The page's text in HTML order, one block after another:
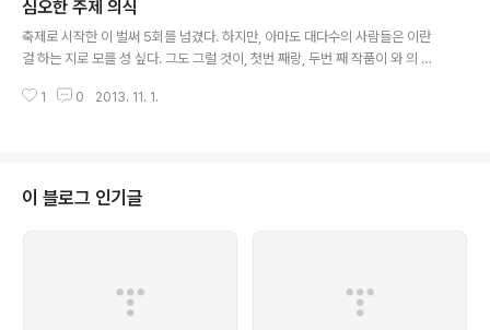
지에 살았으면, 겨울이면 한데서 시달리는 사람들은 그저 따신데 살았으면.......
그런 평범한 사람들의 진솔한 속내가 김광규의 에피소드에서 고스란히 전달된
다. 거기에 더 마음을 짠..
심오한 주제 의식
축제로 시작한 이 벌써 5회를 넘겼다. 하지만, 아마도 대다수의 사람들은 이란
걸 하는 지로 모를 성 싶다. 그도 그럴 것이, 첫번 째랑, 두번 째 작품이 와 의 방
용되었기 때문이다. 2007년 종영 이후, 모처럼 벌인 축제 치고는 '뻘쭘한' 출발
시대에 자리를 잡았다. 그런데, 어제는 그 11대마저 사수하기가 참 힘들었다. 코
리안 시리즈가 하는 날이었기 때문이다. 일요일 밤에 했다가 수요일 밤으로..
1 0 2013. 11. 1.
이 블로그 인기글